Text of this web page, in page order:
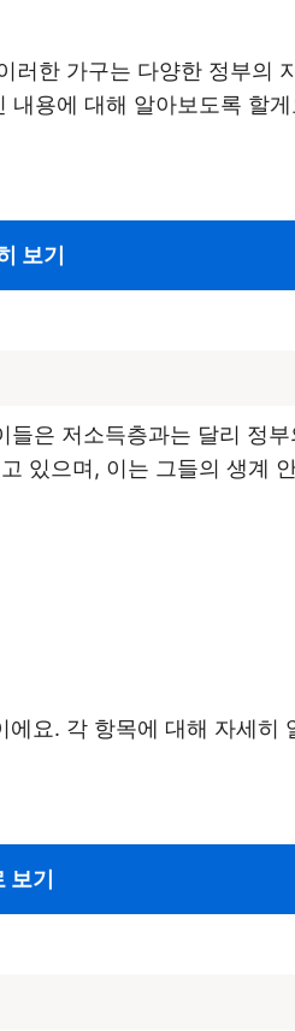
한 가구는 다양한 정부의
내용에 대해 알아보도록 할게
보기
은 저소득층과는 달리 정
있으며, 이는 그들의 생계
요. 각 항목에 대해 자세히
보기